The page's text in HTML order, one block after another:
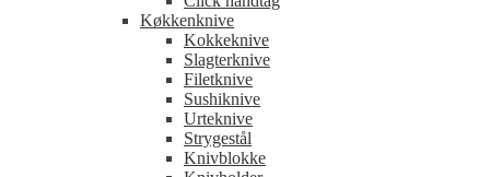
Køkkenknive
Kokkeknive
Slagterknive
Filetknive
Sushiknive
Urteknive
Strygestål
Knivblokke